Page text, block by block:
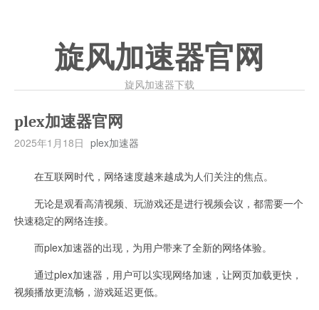
旋风加速器官网
旋风加速器下载
plex加速器官网
2025年1月18日 plex加速器
在互联网时代，网络速度越来越成为人们关注的焦点。
无论是观看高清视频、玩游戏还是进行视频会议，都需要一个
快速稳定的网络连接。
而plex加速器的出现，为用户带来了全新的网络体验。
通过plex加速器，用户可以实现网络加速，让网页加载更快，
视频播放更流畅，游戏延迟更低。